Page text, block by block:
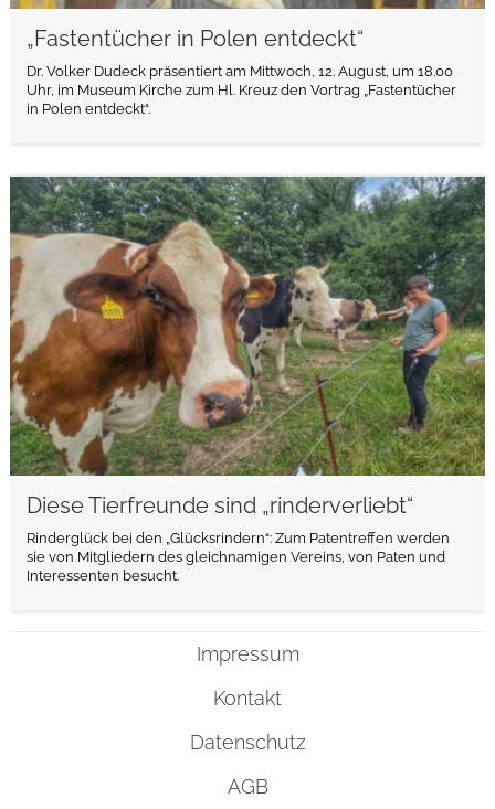
„Fastentücher in Polen entdeckt“
Dr. Volker Dudeck präsentiert am Mittwoch, 12. August, um 18.00
Uhr, im Museum Kirche zum Hl. Kreuz den Vortrag „Fastentücher
in Polen entdeckt“.
Diese Tierfreunde sind „rinderverliebt“
Rinderglück bei den „Glücksrindern“: Zum Patentreffen werden
sie von Mitgliedern des gleichnamigen Vereins, von Paten und
Interessenten besucht.
weiterlesen
Impressum
Kontakt
Datenschutz
AGB